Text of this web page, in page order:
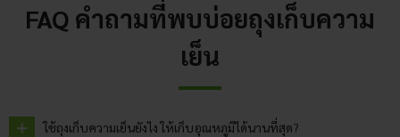
FAQ คำถามที่พบบ่อยถุงเก็บความ
เย็น
ใช้ถุงเก็บความเย็นยังไง ให้เก็บอุณหภูมิได้นานที่สุด?